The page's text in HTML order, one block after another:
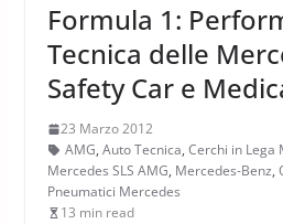
Formula 1:
Tecnica delle
Safety Car e
23 Marzo 2012
AMG, Auto Tecnica, Cerchi in Lega
Mercedes SLS AMG, Mercedes-Benz,
Pneumatici Mercedes
13 min read